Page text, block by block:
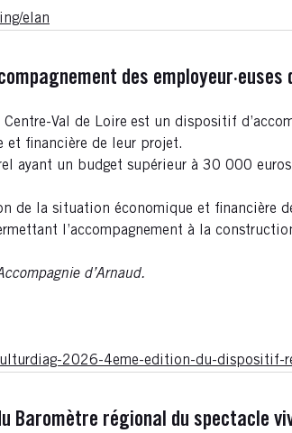
elan
des employeur·euses
Val de Loire est un dispositif
financière de leur projet.
ayant un budget supérieur à 30 000 euros
de la situation économique et financière
l’accompagnement à la
d’Arnaud.
2026-4eme-edition-du-dispositif-
Baromètre régional du spectacle